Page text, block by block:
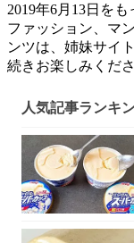
2019年6月13日を
ファッション、マ
ンツは、姉妹サイ
続きお楽しみくださ
人気記事ランキ